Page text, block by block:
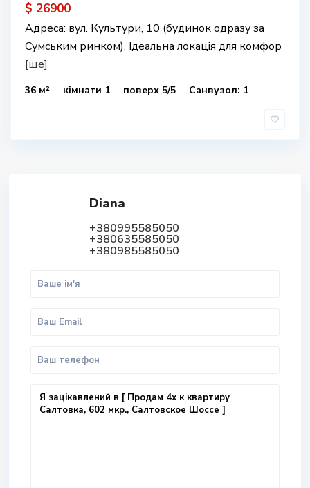
$ 26900
Адреса: вул. Культури, 10 (будинок одразу за
Сумським ринком). Ідеальна локація для комфор
[ще]
36 м² кімнати 1 поверх 5/5 Санвузол: 1
Diana
+380995585050
+380635585050
+380985585050